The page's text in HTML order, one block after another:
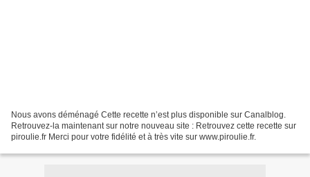
Nous avons déménagé Cette recette n’est plus disponible sur Canalblog.
Retrouvez-la maintenant sur notre nouveau site : Retrouvez cette recette sur
piroulie.fr Merci pour votre fidélité et à très vite sur www.piroulie.fr.